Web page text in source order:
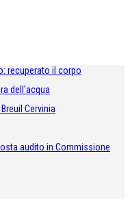
recuperato il corpo
dell'acqua
Cervinia
audito in Commissione